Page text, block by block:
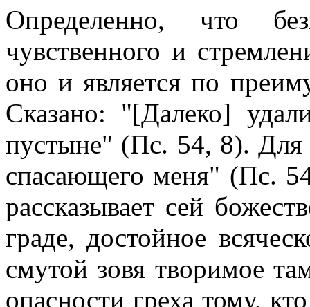
Определенно, что
чувственного и
оно и является по
Сказано: "[Далеко]
пустыне" (Пс. 54, 8). Для
спасающего меня" (Пс.
рассказывает сей
граде, достойное
смутой зовя творимое
опасности греха тому,